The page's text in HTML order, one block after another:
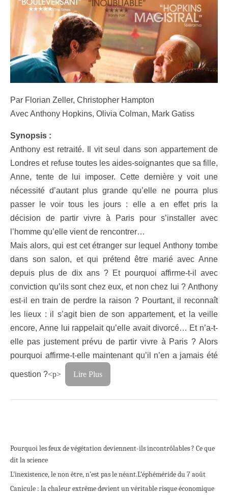
Par Florian Zeller, Christopher Hampton
Avec Anthony Hopkins, Olivia Colman, Mark Gatiss
Synopsis :
Anthony est retraité. Il vit seul dans son appartement de
Londres et refuse toutes les aides-soignantes que sa fille,
Anne, tente de lui imposer. Cette dernière y voit une
nécessité d’autant plus grande qu’elle ne pourra plus
passer le voir tous les jours : elle a en effet pris la
décision de partir vivre à Paris pour s’installer avec
l’homme qu’elle vient de rencontrer…
Mais alors, qui est cet étranger sur lequel Anthony tombe
dans son salon, et qui prétend être marié avec Anne
depuis plus de dix ans ? Et pourquoi affirme-t-il avec
conviction qu’ils sont chez eux, et non chez lui ? Anthony
est-il en train de perdre la raison ? Pourtant, il reconnaît
les lieux : il s’agit bien de son appartement, et la veille
encore, Anne lui rappelait qu’elle avait divorcé… Et n’a-t-
elle pas justement prévu de partir vivre à Paris ? Alors
pourquoi affirme-t-elle maintenant qu’il n’en a jamais été
question ?<p> Lire Plus
Pourquoi les feux de végétation deviennent-ils incontrôlables ? Ce que
dit la science
L’inexistence, le non être, n’est pas le néant.L’éphéméride du 7 août
Canicule : la chaleur extrême devient un véritable risque économique